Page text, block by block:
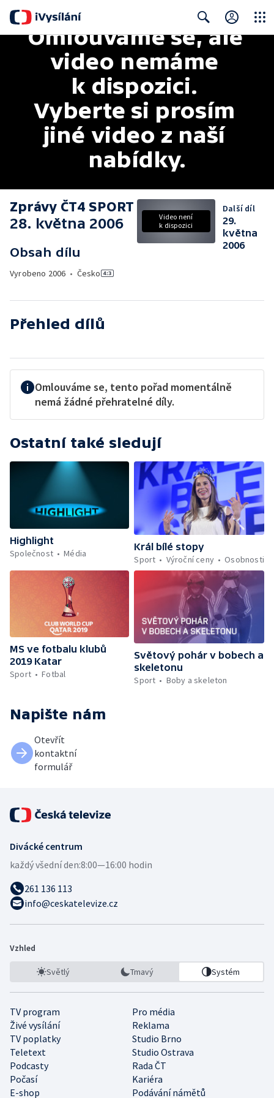
Search
Omlouváme se, ale
video nemáme
k dispozici.
Vyberte si prosím
jiné video z naší
nabídky.
Zprávy ČT4 SPORT
28. května 2006
Obsah dílu
Vyrobeno 2006 • Česko
Video není
k dispozici
Další díl
29.
května
2006
Přehled dílů
Omlouváme se, tento pořad momentálně
nemá žádné přehratelné díly.
Ostatní také sledují
Highlight
Společnost
Média
Král bílé stopy
Sport
Výroční ceny Osobnosti
MS ve fotbalu klubů
2019 Katar
Sport
Fotbal
Světový pohár v bobech a
skeletonu
Sport
Boby a skeleton
Napište nám
Otevřít
kontaktní
formulář
Divácké centrum
každý všední den:8:00—16:00 hodin
261 136 113
info@ceskatelevize.cz
Vzhled
Světlý Tmavý Systém
TV program
Pro média
Živé vysílání
Reklama
TV poplatky
Studio Brno
Teletext
Studio Ostrava
Podcasty
Rada ČT
Počasí
Kariéra
E-shop
Podávání námětů